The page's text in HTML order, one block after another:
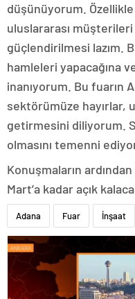
düşünüyorum. Özellikle
uluslararası
güçlendirilmesi lazım.
hamleleri yapacağına
inanıyorum. Bu fuarın
sektörümüze hayırlar,
getirmesini diliyorum.
olmasını temenni
Konuşmaların ardından
Mart’a kadar açık
Adana Fuar İnşaat